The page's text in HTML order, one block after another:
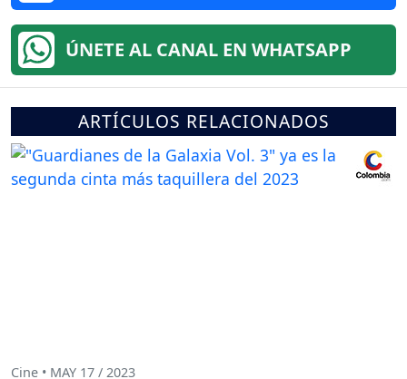
ÚNETE AL CANAL EN WHATSAPP
ARTÍCULOS RELACIONADOS
Cine • MAY 17 / 2023